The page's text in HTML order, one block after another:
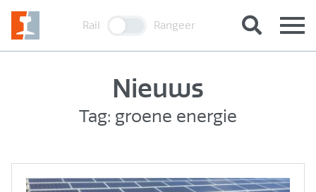
Rail Rangeer
Nieuws
Tag: groene energie